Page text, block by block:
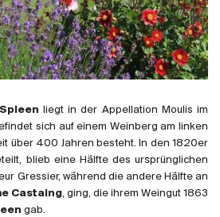
liegt in der Appellation Moulis im
sich auf einem Weinberg am linken
über 400 Jahren besteht. In den 1820er
blieb eine Hälfte des ursprünglichen
Gressier, während die andere Hälfte an
Castaing, ging, die ihrem Weingut 1863
gab.